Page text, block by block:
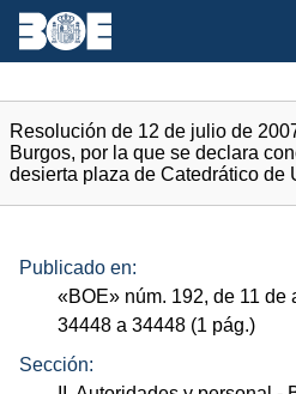
Resolución de 12 de julio de
Burgos, por la que se declara
desierta plaza de Catedrático de
Publicado en:
«BOE» núm. 192, de 11 de
34448 a 34448 (1 pág.)
Sección: